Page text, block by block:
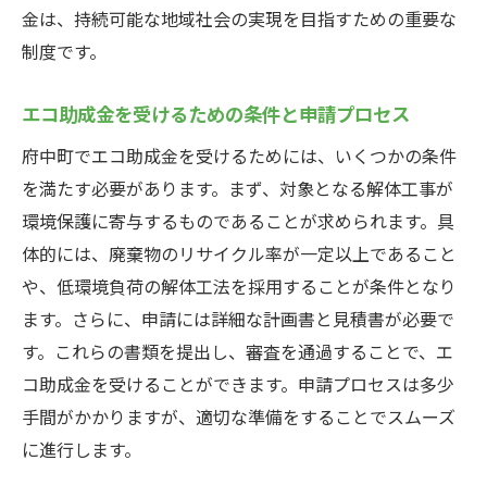
金は、持続可能な地域社会の実現を目指すための重要な
制度です。
エコ助成金を受けるための条件と申請プロセス
府中町でエコ助成金を受けるためには、いくつかの条件
を満たす必要があります。まず、対象となる解体工事が
環境保護に寄与するものであることが求められます。具
体的には、廃棄物のリサイクル率が一定以上であること
や、低環境負荷の解体工法を採用することが条件となり
ます。さらに、申請には詳細な計画書と見積書が必要で
す。これらの書類を提出し、審査を通過することで、エ
コ助成金を受けることができます。申請プロセスは多少
手間がかかりますが、適切な準備をすることでスムーズ
に進行します。